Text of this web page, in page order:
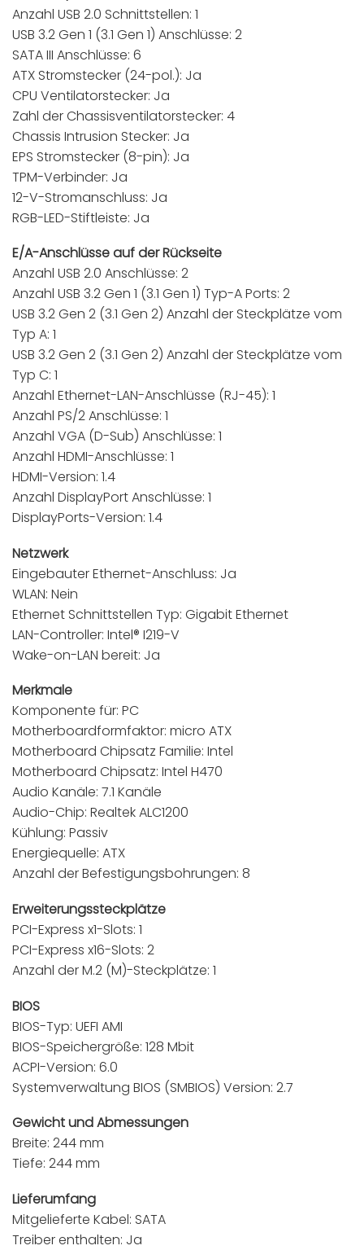
Anzahl USB 2.0 Schnittstellen: 1
USB 3.2 Gen 1 (3.1 Gen 1) Anschlüsse: 2
SATA III Anschlüsse: 6
ATX Stromstecker (24-pol.): Ja
CPU Ventilatorstecker: Ja
Zahl der Chassisventilatorstecker: 4
Chassis Intrusion Stecker: Ja
EPS Stromstecker (8-pin): Ja
TPM-Verbinder: Ja
12-V-Stromanschluss: Ja
RGB-LED-Stiftleiste: Ja
E/A-Anschlüsse auf der Rückseite
Anzahl USB 2.0 Anschlüsse: 2
Anzahl USB 3.2 Gen 1 (3.1 Gen 1) Typ-A Ports: 2
USB 3.2 Gen 2 (3.1 Gen 2) Anzahl der Steckplätze vom
Typ A: 1
USB 3.2 Gen 2 (3.1 Gen 2) Anzahl der Steckplätze vom
Typ C: 1
Anzahl Ethernet-LAN-Anschlüsse (RJ-45): 1
Anzahl PS/2 Anschlüsse: 1
Anzahl VGA (D-Sub) Anschlüsse: 1
Anzahl HDMI-Anschlüsse: 1
HDMI-Version: 1.4
Anzahl DisplayPort Anschlüsse: 1
DisplayPorts-Version: 1.4
Netzwerk
Eingebauter Ethernet-Anschluss: Ja
WLAN: Nein
Ethernet Schnittstellen Typ: Gigabit Ethernet
LAN-Controller: Intel® I219-V
Wake-on-LAN bereit: Ja
Merkmale
Komponente für: PC
Motherboardformfaktor: micro ATX
Motherboard Chipsatz Familie: Intel
Motherboard Chipsatz: Intel H470
Audio Kanäle: 7.1 Kanäle
Audio-Chip: Realtek ALC1200
Kühlung: Passiv
Energiequelle: ATX
Anzahl der Befestigungsbohrungen: 8
Erweiterungssteckplätze
PCI-Express x1-Slots: 1
PCI-Express x16-Slots: 2
Anzahl der M.2 (M)-Steckplätze: 1
BIOS
BIOS-Typ: UEFI AMI
BIOS-Speichergröße: 128 Mbit
ACPI-Version: 6.0
Systemverwaltung BIOS (SMBIOS) Version: 2.7
Gewicht und Abmessungen
Breite: 244 mm
Tiefe: 244 mm
Lieferumfang
Mitgelieferte Kabel: SATA
Treiber enthalten: Ja